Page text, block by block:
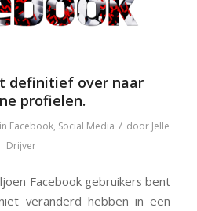
definitief over naar
profielen.
in Facebook, Social Media / door Jelle
Drijver
Facebook gebruikers bent
veranderd hebben in een